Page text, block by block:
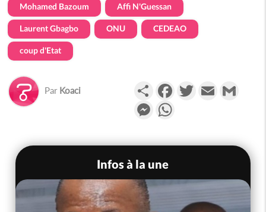
Mohamed Bazoum Affi N'Guessan
Laurent Gbagbo ONU CEDEAO
coup d'Etat
Par Koaci PartagerFacebookTwitterEmail
Messenger
Infos à la une